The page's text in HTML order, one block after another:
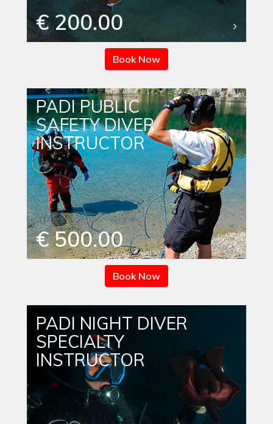
€ 200.00
Book Now
PADI PUBLIC
SAFETY DIVER
INSTRUCTOR
€ 500.00
Book Now
PADI NIGHT DIVER
SPECIALTY
INSTRUCTOR